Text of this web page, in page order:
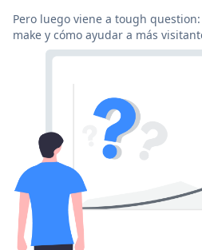
Pero luego viene a tough
make y cómo ayudar a más